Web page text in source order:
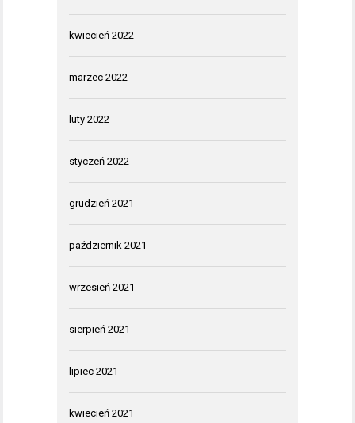
kwiecień 2022
marzec 2022
luty 2022
styczeń 2022
grudzień 2021
październik 2021
wrzesień 2021
sierpień 2021
lipiec 2021
kwiecień 2021